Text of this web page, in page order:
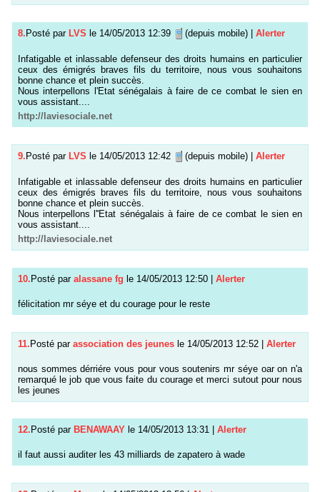
8. Posté par LVS le 14/05/2013 12:39 (depuis mobile)| Alerter
Infatigable et inlassable defenseur des droits humains en particulier
ceux des émigrés braves fils du territoire, nous vous souhaitons
bonne chance et plein succès.
Nous interpellons l'Etat sénégalais à faire de ce combat le sien en
vous assistant....
http://laviesociale.net
9. Posté par LVS le 14/05/2013 12:42 (depuis mobile)| Alerter
Infatigable et inlassable defenseur des droits humains en particulier
ceux des émigrés braves fils du territoire, nous vous souhaitons
bonne chance et plein succès.
Nous interpellons l''Etat sénégalais à faire de ce combat le sien en
vous assistant....
http://laviesociale.net
10. Posté par alassane fg le 14/05/2013 12:50 Alerter
félicitation mr séye et du courage pour le reste
11.Posté par association des jeunes le 14/05/2013 12:52 | Alerter
nous sommes dérriére vous pour vous soutenirs mr séye oar on n'a
remarqué le job que vous faite du courage et merci sutout pour nous
les jeunes
12. Posté par BENAWAAY le 14/05/2013 13:31 Alerter
il faut aussi auditer les 43 milliards de zapatero à wade